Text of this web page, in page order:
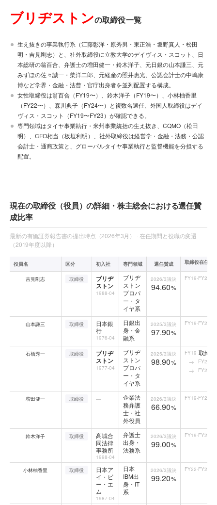
ブリヂストンの取締役一覧
生え抜きの事業執行系（江藤彰洋・原秀男・東正浩・坂野真人・松田
明・吉見剛志）と、社外取締役に立教大学のデイヴィス・スコット、日
本総研の翁百合、弁護士の増田健一・鈴木洋子、元日銀の山本謙三、元
みずほの佐々誠一・柴洋二郎、元経産の照井惠光、公認会計士の中嶋康
博など学界・金融・法曹・官庁出身者を並列配置する構成。
女性取締役は翁百合（FY19〜）、鈴木洋子（FY19〜）、小林柚香里
（FY22〜）、森川典子（FY24〜）と複数名選任、外国人取締役はデイ
ヴィス・スコット（FY19〜FY23）が確認できる。
専門領域はタイヤ事業執行・米州事業統括の生え抜き、CQMO（松田
明）、CFO相当（板垣利明）、社外取締役は経営学・金融・法務・公認
会計士・通商政策と、グローバルタイヤ事業執行と監督機能を分担する
配置。
現在の取締役（役員）の詳細・株主総会における選任賛
成比率
最新の有価証券報告書の提出時点（2026年3月） · 在任期間と役職の変遷
（2019年度以降）
役員名 区分 初入社 専門領域 選任賛成 取締役在任中
吉見剛志 取締役
ブリヂ
ストン
1988-04
ブリヂ
ストン
プロパ
ー・タ
イヤ系
2026/3議決
94.60%
FY19-FY25
山本謙三 取締役
日本銀
行
1976-04
日銀出
身・金
融系
2025/3議決
97.90%
FY19-FY25
石橋秀一 取締役
ブリヂ
ストン
1977-04
ブリヂ
ストン
プロパ
ー・タ
イヤ系
2025/3議決
98.90%
FY19 取締
FY20-
FY25
増田健一 取締役 —
企業法
務弁護
士・社
外役員
2026/3議決
66.90%
FY19-FY25
鈴木洋子 取締役
髙城合
同法律
事務所
1998-04
弁護士
出身・
法務系
2026/3議決
99.00%
FY19-FY25
小林柚香里 取締役
日本ア
イ・ビ
ー・エ
ム
1987-04
日本
IBM出
身・IT
系
2026/3議決
99.20%
FY22-FY25